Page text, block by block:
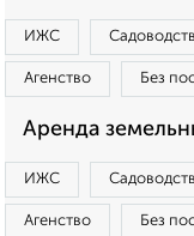
ИЖС
Агенство Без
Аренда
ИЖС
Агенство Без